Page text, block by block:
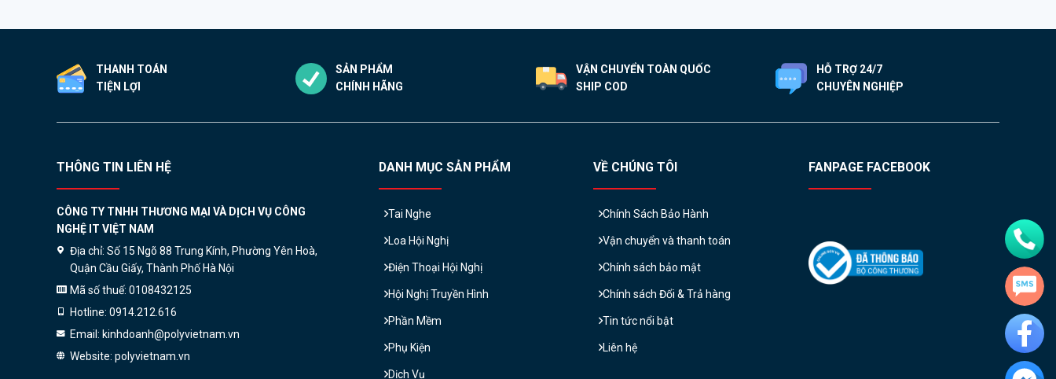
được
chọn
trang
THANH TOÁN
TIỆN LỢI
SẢN PHẨM
CHÍNH HÃNG
VẬN CHUYỂN TOÀN QUỐC
SHIP COD
HỖ TRỢ 24/7
CHUYÊN NGHIỆP
THÔNG TIN LIÊN HỆ
CÔNG TY TNHH THƯƠNG MẠI VÀ DỊCH VỤ CÔNG
NGHỆ IT VIỆT NAM
Địa chỉ: Số 15 Ngõ 88 Trung Kính, Phường Yên Hoà,
Quận Cầu Giấy, Thành Phố Hà Nội
Mã số thuế: 0108432125
Hotline: 0914.212.616
Email: kinhdoanh@polyvietnam.vn
Website: polyvietnam.vn
DANH MỤC SẢN PHẨM
Tai Nghe
Loa Hội Nghị
Điện Thoại Hội Nghị
Hội Nghị Truyền Hình
Phần Mềm
Phụ Kiện
Dịch Vụ
VỀ CHÚNG TÔI
Chính Sách Bảo Hành
Vận chuyển và thanh toán
Chính sách bảo mật
Chính sách Đổi & Trả hàng
Tin tức nổi bật
Liên hệ
FANPAGE FACEBOOK